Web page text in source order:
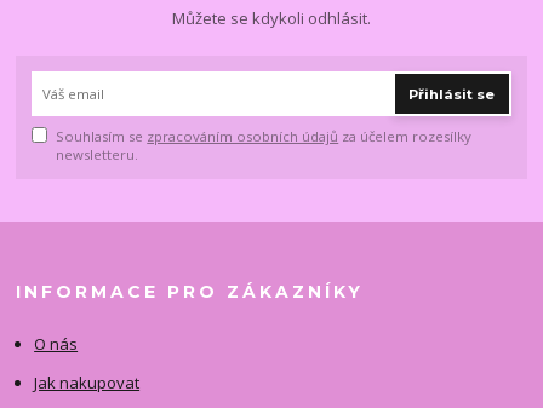
Můžete se kdykoli odhlásit.
Přihlásit se
Souhlasím se zpracováním osobních údajů za účelem rozesílky
newsletteru.
INFORMACE PRO ZÁKAZNÍKY
O nás
Jak nakupovat